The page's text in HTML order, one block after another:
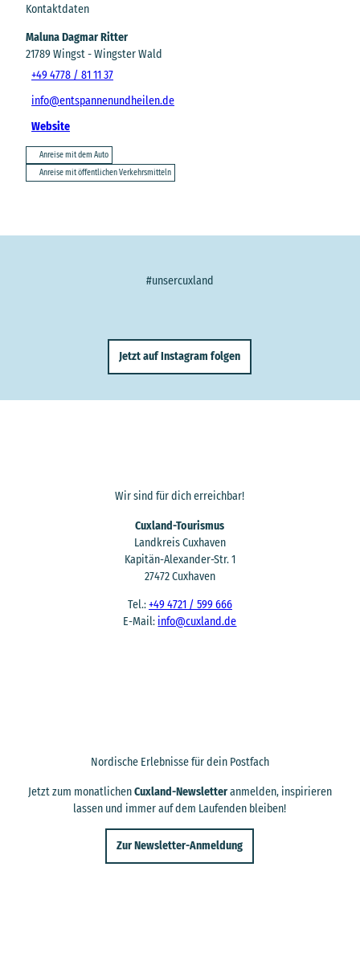
Kontaktdaten
Maluna Dagmar Ritter
21789Wingst- Wingster Wald
+49 4778 / 81 11 37
info@entspannenundheilen.de
Website
Anreise mit dem Auto
Anreise mit öffentlichen Verkehrsmitteln
#unsercuxland
Jetzt auf Instagram folgen
Wir sind für dich erreichbar!
Cuxland-Tourismus
Landkreis Cuxhaven
Kapitän-Alexander-Str. 1
27472 Cuxhaven
Tel.:+49 4721 / 599 666
E-Mail: info@cuxland.de
Nordische Erlebnisse für dein Postfach
Jetzt zum monatlichenCuxland-Newsletteranmelden, inspirieren
lassen und immer auf dem Laufenden bleiben!
Zur Newsletter-Anmeldung